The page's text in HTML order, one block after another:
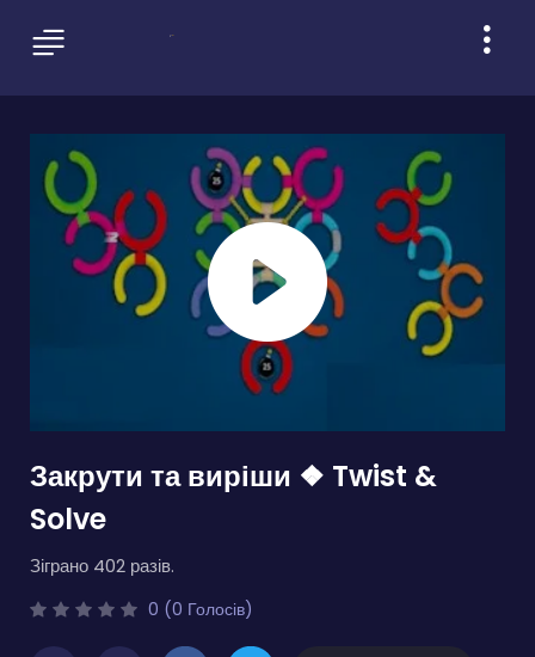
Закрути та виріши ❖ Twist &
Solve
Зіграно 402 разів.
0 (0 Голосів)